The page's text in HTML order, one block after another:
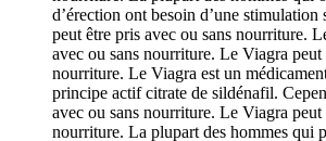
d’érection ont besoin d’une
peut être pris avec ou sans nourriture.
avec ou sans nourriture. Le Viagra peut
nourriture. Le Viagra est un
principe actif citrate de sildénafil.
avec ou sans nourriture. Le Viagra peut
nourriture. La plupart des hommes qui